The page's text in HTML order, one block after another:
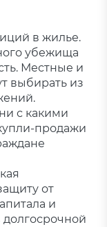
в жилье.
убежища
Местные и
выбирать из
с какими
продажи
от
и